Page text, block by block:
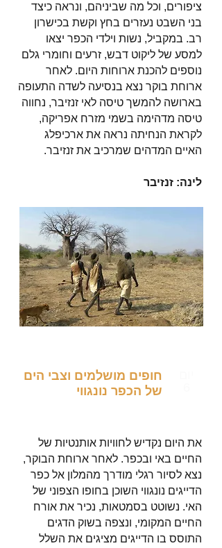
ציפורים, וכל מה שביניהם, ונראה כיצד
בני השבט נעזרים בחץ וקשת בכישרון
רב. במקביל, נשות וילדי הכפר יצאו
למסע של ליקוט דבש, זרעים וחומרי גלם
נוספים להכנת ארוחות היום. לאחר
ארוחת בוקר נצא בנסיעה לשדה התעופה
בארושה להמשך טיסה לאי זנזיבר, נחווה
טיסה מדהימה בשמי מזרח אפריקה,
לקראת הנחיתה נראה את ארכיפלג
האיים המדהים שמרכיב את זנזיבר.​
לינה: זנזיבר
חופים מושלמים וצבי הים
של הכפר נונגווי
את היום נקדיש לחוויות אותנטיות של
החיים באי ובכפר. לאחר ארוחת הבוקר,
נצא לסיור רגלי מודרך מהמלון אל כפר
הדייגים נונגווי השוכן בחופו הצפוני של
האי. נשוטט בסמטאות, נכיר את אורח
החיים המקומי, ונצפה בשוק הדגים
התוסס בו הדייגים מציגים את השלל